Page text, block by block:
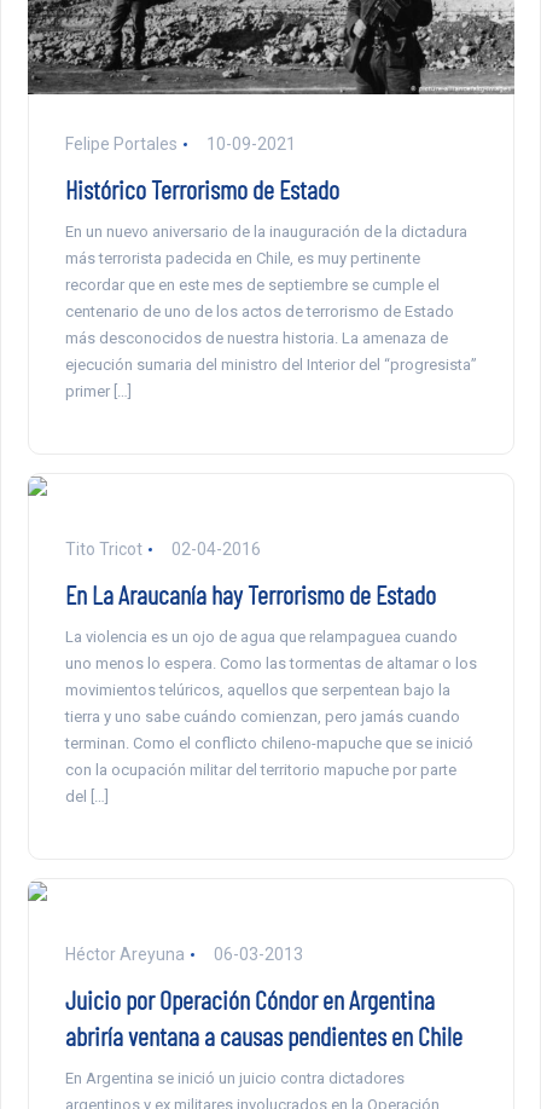
Felipe Portales 10-09-2021
Histórico Terrorismo de Estado
En un nuevo aniversario de la inauguración de la dictadura
más terrorista padecida en Chile, es muy pertinente
recordar que en este mes de septiembre se cumple el
centenario de uno de los actos de terrorismo de Estado
más desconocidos de nuestra historia. La amenaza de
ejecución sumaria del ministro del Interior del “progresista”
primer […]
Tito Tricot 02-04-2016
En La Araucanía hay Terrorismo de Estado
La violencia es un ojo de agua que relampaguea cuando
uno menos lo espera. Como las tormentas de altamar o los
movimientos telúricos, aquellos que serpentean bajo la
tierra y uno sabe cuándo comienzan, pero jamás cuando
terminan. Como el conflicto chileno-mapuche que se inició
con la ocupación militar del territorio mapuche por parte
del […]
Héctor Areyuna 06-03-2013
Juicio por Operación Cóndor en Argentina
abriría ventana a causas pendientes en Chile
En Argentina se inició un juicio contra dictadores
argentinos y ex militares involucrados en la Operación